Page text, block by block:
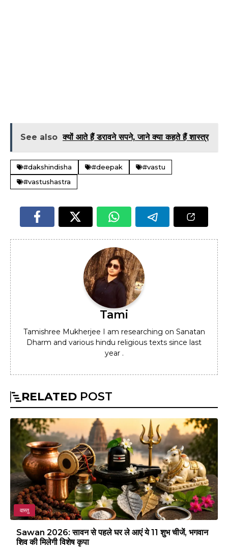
See also क्यों आते हैं डरावने सपने, जाने क्या कहते हैं शास्त्र
#dakshindisha #deepak
#vastu
#vastushastra
Tami
Tamishree Mukherjee I am researching on Sanatan
Dharm and various hindu religious texts since last
year .
RELATED POST
वास्तु
Sawan 2026: सावन से पहले घर ले आएं ये 11 शुभ चीजें, भगवान
शिव की मिलेगी विशेष कृपा